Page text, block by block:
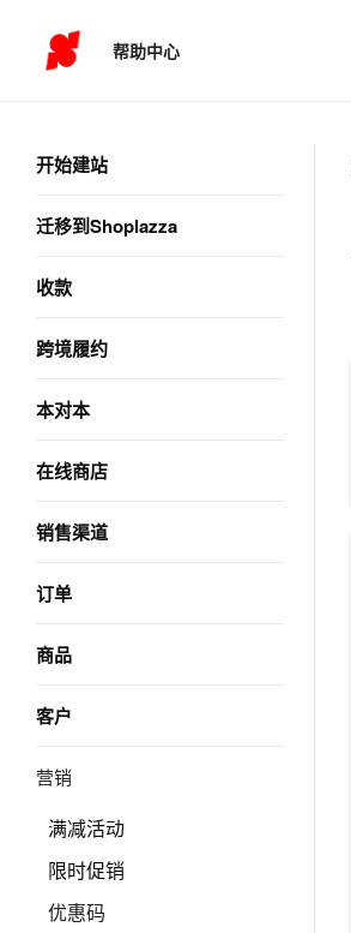
帮助中心
开始建站
迁移到Shoplazza
收款
跨境履约
本对本
在线商店
销售渠道
订单
商品
客户
营销
满减活动
限时促销
优惠码